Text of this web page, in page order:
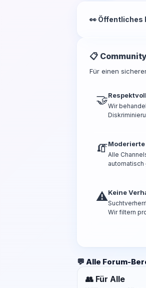
👀 Öffentliches
📋
Für einen
🤝Wir
🧯Alle
⚠️Keine
Wir filtern
💬 Alle Forum-
👥 Für Alle